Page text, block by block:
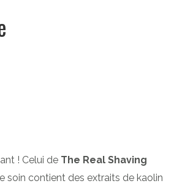
! Celui de The Real Shaving
soin contient des extraits de kaolin